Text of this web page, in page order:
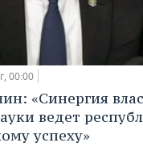
00:00
«Синергия
ведет
успеху»